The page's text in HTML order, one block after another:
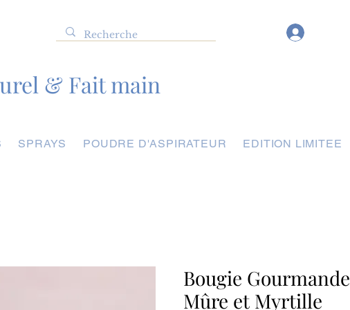
& Fait main
SPRAYS POUDRE D'ASPIRATEUR EDITION LIMITEE
Bougie Gourmande
Mûre et Myrtille